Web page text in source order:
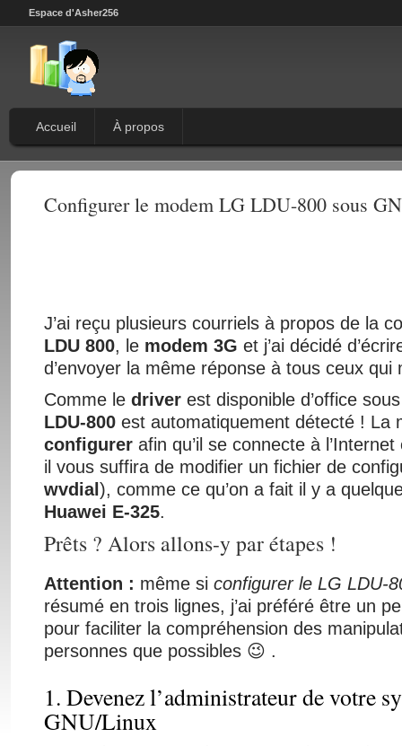
Espace d'Asher256
Accueil À propos
Configurer le modem LG LDU-800 sous
J’ai reçu plusieurs courriels à propos de la
LDU 800, le modem 3G et j’ai décidé
d’envoyer la même réponse à tous ceux qui
Comme le driver est disponible d’office
LDU-800 est automatiquement détecté ! La
configurer afin qu’il se connecte à
il vous suffira de modifier un fichier de
wvdial ), comme ce qu’on a fait il y a
Huawei E-325.
Prêts ? Alors allons-y par étapes !
Attention : même si configurer le LG LDU-
résumé en trois lignes, j’ai préféré être un
pour faciliter la compréhension des
personnes que possibles 😉 .
1. Devenez l’administrateur de votre
GNU/Linux